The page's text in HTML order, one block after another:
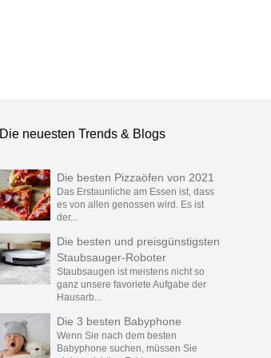
Die neuesten Trends & Blogs
Die besten Pizzaöfen von 2021
Das Erstaunliche am Essen ist, dass
es von allen genossen wird. Es ist
der...
Die besten und preisgünstigsten
Staubsauger-Roboter
Staubsaugen ist meistens nicht so
ganz unsere favoriete Aufgabe der
Hausarb...
Die 3 besten Babyphone
Wenn Sie nach dem besten
Babyphone suchen, müssen Sie